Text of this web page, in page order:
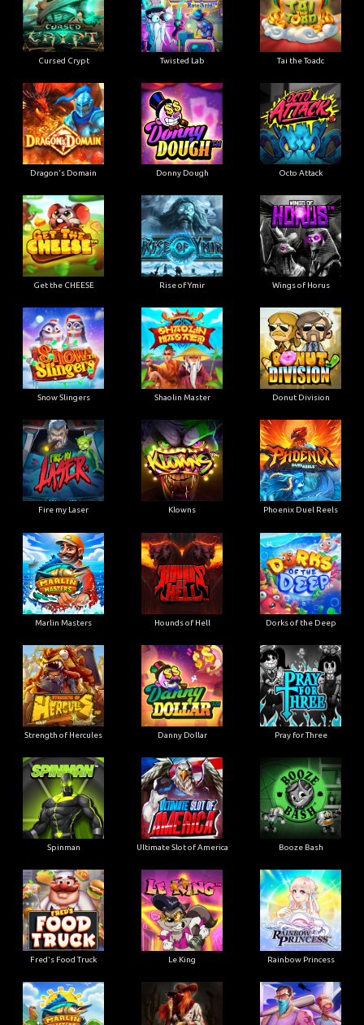
Cursed Crypt Twisted Lab Tai the Toadc
Dragon's Domain Donny Dough Octo Attack
Get the CHEESE Rise of Ymir Wings of Horus
Snow Slingers Shaolin Master Donut Division
Fire my Laser Klowns Phoenix Duel Reels
Marlin Masters Hounds of Hell Dorks of the Deep
Strength of Hercules Danny Dollar Pray for Three
Spinman Ultimate Slot of America Booze Bash
Fred's Food Truck Le King Rainbow Princess